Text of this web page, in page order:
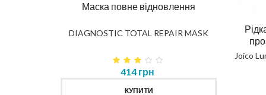
Маска повне відновлення
DIAGNOSTIC TOTAL REPAIR MASK
414 грн
КУПИТИ
Joico